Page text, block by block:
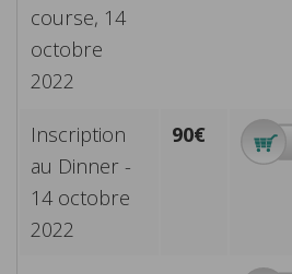
course, 14
octobre
2022
Inscription
au Dinner -
14 octobre
2022
90€